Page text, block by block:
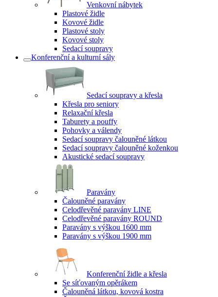
Venkovní nábytek
Plastové židle
Kovové židle
Plastové stoly
Kovové stoly
Sedací soupravy
Konferenční a kulturní sály
Sedací soupravy a křesla
Křesla pro seniory
Relaxační křesla
Taburety a pouffy
Pohovky a válendy
Sedací soupravy čalouněné látkou
Sedací soupravy čalouněné koženkou
Akustické sedací soupravy
Paravány
Čalouněné paravány
Celodřevěné paravány LINE
Celodřevěné paravány ROUND
Paravány s výškou 1600 mm
Paravány s výškou 1900 mm
Konferenční židle a křesla
Se síťovaným opěrákem
Čalouněná látkou, kovová kostra